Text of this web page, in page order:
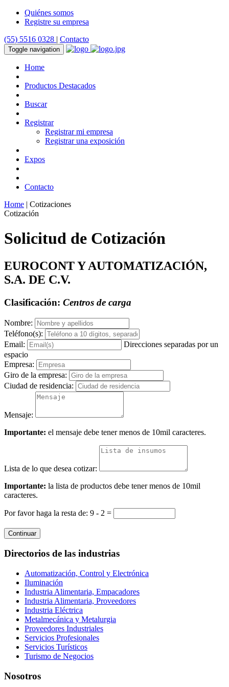
Quiénes somos
Registre su empresa
(55) 5516 0328 | Contacto
Toggle navigation
Home
Productos Destacados
Buscar
Registrar
Registrar mi empresa
Registrar una exposición
Expos
Contacto
Home | Cotizaciones
Cotización
Solicitud de Cotización
EUROCONT Y AUTOMATIZACIÓN,
S.A. DE C.V.
Clasificación: Centros de carga
Nombre:
Teléfono(s):
Email:
Direcciones separadas por un
espacio
Empresa:
Giro de la empresa:
Ciudad de residencia:
Mensaje:
Importante: el mensaje debe tener menos de 10mil caracteres.
Lista de lo que desea cotizar:
Importante: la lista de productos debe tener menos de 10mil
caracteres.
Por favor haga la resta de: 9 - 2 =
Continuar
Directorios de las industrias
Automatización, Control y Electrónica
Iluminación
Industria Alimentaria, Empacadores
Industria Alimentaria, Proveedores
Industria Eléctrica
Metalmecánica y Metalurgia
Proveedores Industriales
Servicios Profesionales
Servicios Turísticos
Turismo de Negocios
Nosotros